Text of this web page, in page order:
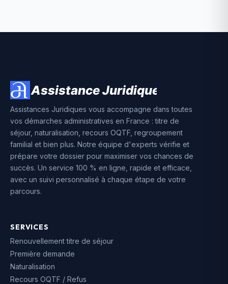
Assistances Juridiques vous accompagne dans toutes
vos démarches administratives en France : titre de
séjour, naturalisation, recours OQTF, regroupement
familial et bien plus. Notre équipe d'experts vérifie et
prépare votre dossier pour maximiser vos chances de
succès. Un service 100 % en ligne, rapide et efficace,
avec un suivi personnalisé à chaque étape de votre
parcours.
SERVICES
Renouvellement titre de séjour
Première demande
Naturalisation
Recours OQTF / Refus